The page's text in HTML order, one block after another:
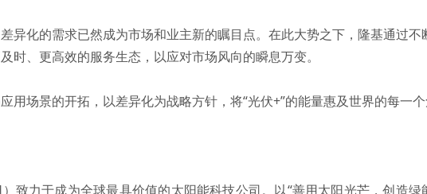
异化的需求已然成为市场和业主新的瞩目点。在此大势之下，隆基通过不
时、更高效的服务生态，以应对市场风向的瞬息万变。
场景的开拓，以差异化为战略方针，将“光伏+”的能量惠及世界的每一个
致力于成为全球最具价值的太阳能科技公司。以“善用太阳光芒，创造绿